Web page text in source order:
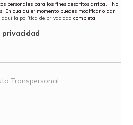
personales para los fines descritos arriba. No
En cualquier momento puedes modificar o dar
aquí la política de privacidad completa.
Transpersonal